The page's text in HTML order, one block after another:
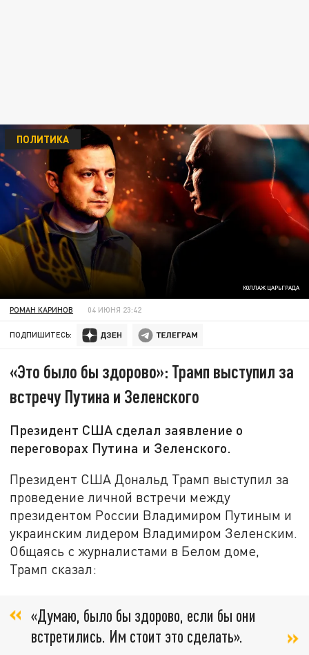
КОЛЛАЖ ЦАРЬГРАДА
ПОЛИТИКА
РОМАН КАРИНОВ 04 ИЮНЯ 23:42
ПОДПИШИТЕСЬ:
«Это было бы здорово»: Трамп выступил за
встречу Путина и Зеленского
Президент США сделал заявление о
переговорах Путина и Зеленского.
Президент США Дональд Трамп выступил за
проведение личной встречи между
президентом России Владимиром Путиным и
украинским лидером Владимиром Зеленским.
Общаясь с журналистами в Белом доме,
Трамп сказал:
«Думаю, было бы здорово, если бы они
встретились. Им стоит это сделать».